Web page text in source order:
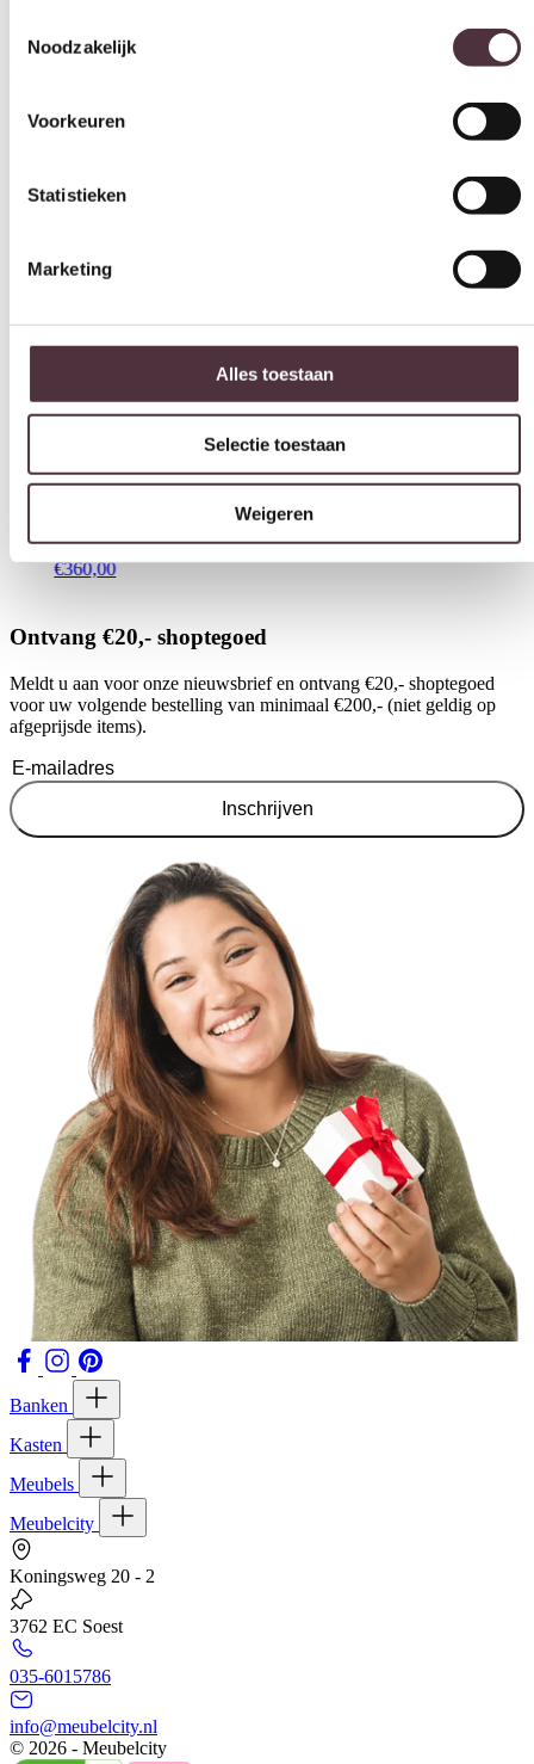
Richmond Interiors Bijzettafel Cleo gold (Set of 2)
€360,00
Ontvang €20,- shoptegoed
Meldt u aan voor onze nieuwsbrief en ontvang €20,- shoptegoed
voor uw volgende bestelling van minimaal €200,- (niet geldig op
afgeprijsde items).
Inschrijven
Banken
Kasten
Meubels
Meubelcity
Koningsweg 20 - 2
3762 EC Soest
035-6015786
info@meubelcity.nl
© 2026 - Meubelcity